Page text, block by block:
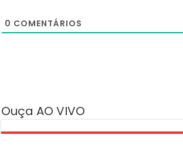
0 COMENTÁRIOS
Ouça AO VIVO